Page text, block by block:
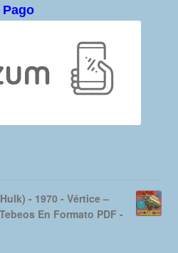
Pago
- 1970 - Vértice –
En Formato PDF -